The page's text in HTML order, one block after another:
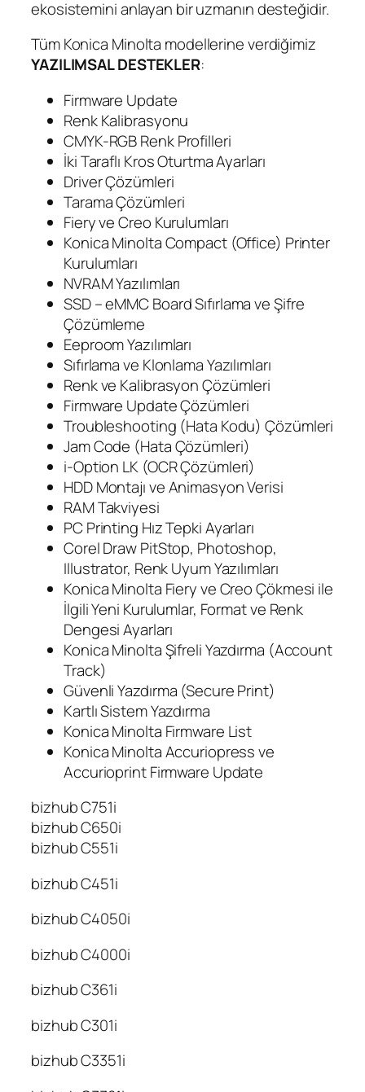
ekosistemini anlayan bir uzmanın desteğidir.
Tüm Konica Minolta modellerine verdiğimiz
YAZILIMSAL DESTEKLER:
Firmware Update
Renk Kalibrasyonu
CMYK-RGB Renk Profilleri
İki Taraflı Kros Oturtma Ayarları
Driver Çözümleri
Tarama Çözümleri
Fiery ve Creo Kurulumları
Konica Minolta Compact (Office) Printer
Kurulumları
NVRAM Yazılımları
SSD – eMMC Board Sıfırlama ve Şifre
Çözümleme
Eeproom Yazılımları
Sıfırlama ve Klonlama Yazılımları
Renk ve Kalibrasyon Çözümleri
Firmware Update Çözümleri
Troubleshooting (Hata Kodu) Çözümleri
Jam Code (Hata Çözümleri)
i-Option LK (OCR Çözümleri)
HDD Montajı ve Animasyon Verisi
RAM Takviyesi
PC Printing Hız Tepki Ayarları
Corel Draw PitStop, Photoshop,
Illustrator, Renk Uyum Yazılımları
Konica Minolta Fiery ve Creo Çökmesi ile
İlgili Yeni Kurulumlar, Format ve Renk
Dengesi Ayarları
Konica Minolta Şifreli Yazdırma (Account
Track)
Güvenli Yazdırma (Secure Print)
Kartlı Sistem Yazdırma
Konica Minolta Firmware List
Konica Minolta Accuriopress ve
Accurioprint Firmware Update
bizhub C751i
bizhub C650i
bizhub C551i
bizhub C451i
bizhub C4050i
bizhub C4000i
bizhub C361i
bizhub C301i
bizhub C3351i